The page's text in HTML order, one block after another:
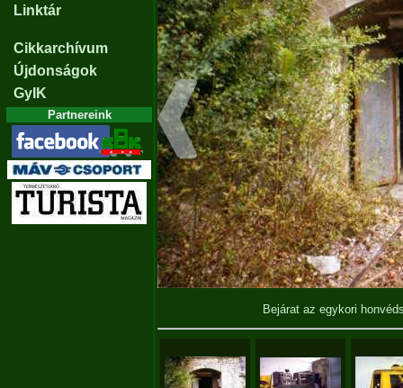
Linktár
Cikkarchívum
Újdonságok
GyIK
Partnereink
Bejárat az egykori